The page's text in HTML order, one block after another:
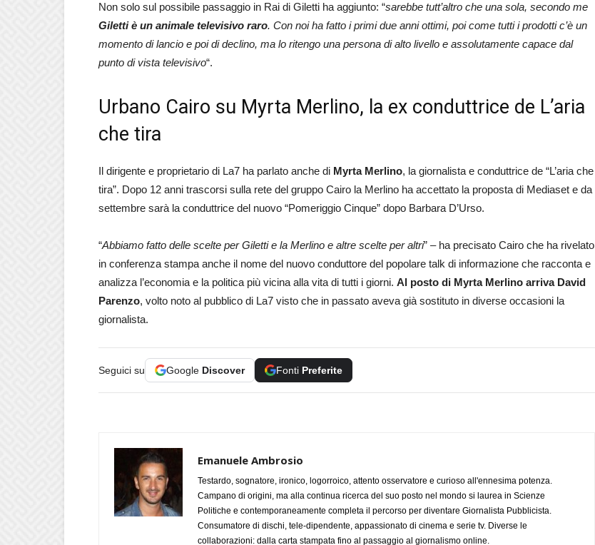
Non solo sul possibile passaggio in Rai di Giletti ha aggiunto: “sarebbe tutt’altro che una sola, secondo me
Giletti è un animale televisivo raro. Con noi ha fatto i primi due anni ottimi, poi come tutti i prodotti c’è un
momento di lancio e poi di declino, ma lo ritengo una persona di alto livello e assolutamente capace dal
punto di vista televisivo“.
Urbano Cairo su Myrta Merlino, la ex conduttrice de L’aria
che tira
Il dirigente e proprietario di La7 ha parlato anche di Myrta Merlino, la giornalista e conduttrice de “L’aria che
tira”. Dopo 12 anni trascorsi sulla rete del gruppo Cairo la Merlino ha accettato la proposta di Mediaset e da
settembre sarà la conduttrice del nuovo “Pomeriggio Cinque” dopo Barbara D’Urso.
“Abbiamo fatto delle scelte per Giletti e la Merlino e altre scelte per altri” – ha precisato Cairo che ha rivelato
in conferenza stampa anche il nome del nuovo conduttore del popolare talk di informazione che racconta e
analizza l’economia e la politica più vicina alla vita di tutti i giorni. Al posto di Myrta Merlino arriva David
Parenzo, volto noto al pubblico di La7 visto che in passato aveva già sostituto in diverse occasioni la
giornalista.
Seguici su Google Discover Fonti Preferite
Emanuele Ambrosio
Testardo, sognatore, ironico, logorroico, attento osservatore e curioso all'ennesima potenza.
Campano di origini, ma alla continua ricerca del suo posto nel mondo si laurea in Scienze
Politiche e contemporaneamente completa il percorso per diventare Giornalista Pubblicista.
Consumatore di dischi, tele-dipendente, appassionato di cinema e serie tv. Diverse le
collaborazioni: dalla carta stampata fino al passaggio al giornalismo online.